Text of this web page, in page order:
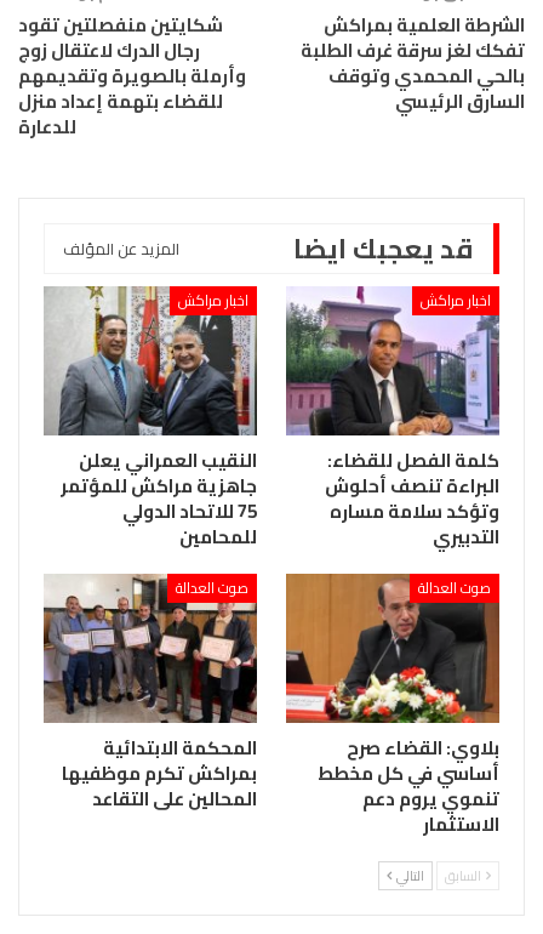
الشرطة العلمية بمراكش
تفكك لغز سرقة غرف الطلبة
بالحي المحمدي وتوقف
السارق الرئيسي
شكايتين منفصلتين تقود
رجال الدرك لاعتقال زوج
وأرملة بالصويرة وتقديمهم
للقضاء بتهمة إعداد منزل
للدعارة
قد يعجبك ايضا المزيد عن المؤلف
اخبار مراكش
كلمة الفصل للقضاء:
البراءة تنصف أحلوش
وتؤكد سلامة مساره
التدبيري
اخبار مراكش
النقيب العمراني يعلن
جاهزية مراكش للمؤتمر
75 للاتحاد الدولي
للمحامين
صوت العدالة
بلاوي: القضاء صرح
أساسي في كل مخطط
تنموي يروم دعم
الاستثمار
صوت العدالة
المحكمة الابتدائية
بمراكش تكرم موظفيها
المحالين على التقاعد
السابق التالي